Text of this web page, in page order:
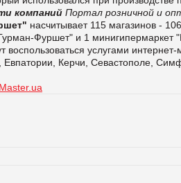
компаний Портал розничной и
насчитывает 115 магазинов -
Фуршет" и 1 минигипермаркет
услугами
Керчи, Севастополе,